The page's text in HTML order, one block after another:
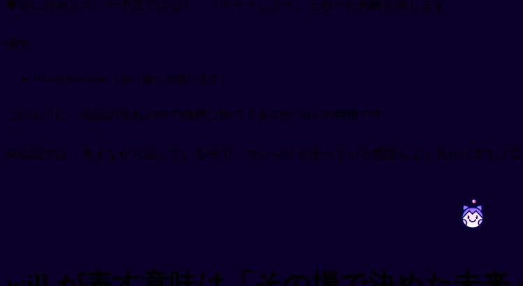
事前に計画していた予定ではなく、「今そうしよう」と思った判断を表します。
例文：
I’ll call him now.（今、彼に電話します）
このように、会話の流れの中で自然に出てくるのが will の特徴です。
英会話では、考えながら話している中で、つい will を使っている場面をよく見かけますよ😊
~ ~